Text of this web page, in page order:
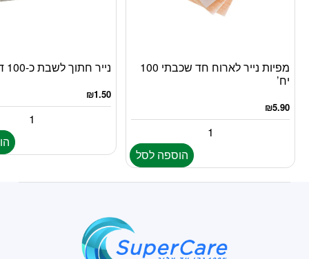
מפיות נייר לארוח חד שכבתי 100
יח’
₪5.90
הוספה לסל
נייר חתוך לשבת כ-100 דפים
₪1.50